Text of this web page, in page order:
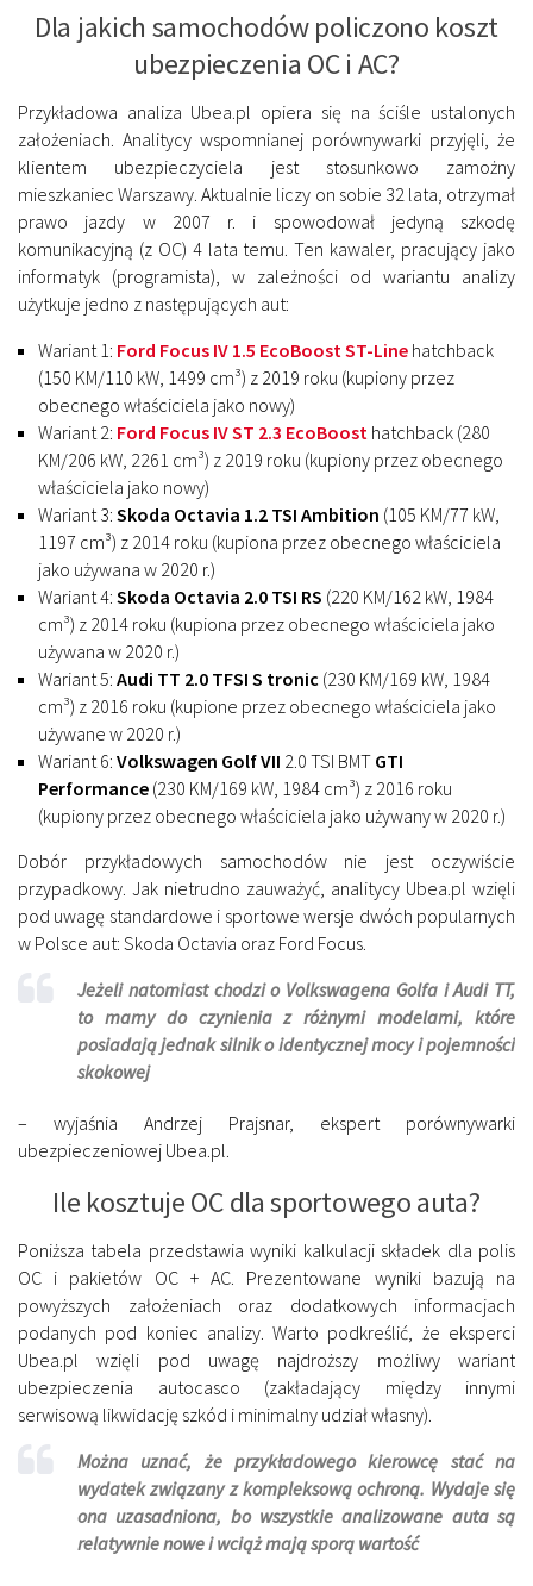
Dla jakich samochodów policzono koszt
ubezpieczenia OC i AC?
Przykładowa analiza Ubea.pl opiera się na ściśle ustalonych
założeniach. Analitycy wspomnianej porównywarki przyjęli, że
klientem ubezpieczyciela jest stosunkowo zamożny
mieszkaniec Warszawy. Aktualnie liczy on sobie 32 lata, otrzymał
prawo jazdy w 2007 r. i spowodował jedyną szkodę
komunikacyjną (z OC) 4 lata temu. Ten kawaler, pracujący jako
informatyk (programista), w zależności od wariantu analizy
użytkuje jedno z następujących aut:
Wariant 1: Ford Focus IV 1.5 EcoBoost ST-Line hatchback
(150 KM/110 kW, 1499 cm³) z 2019 roku (kupiony przez
obecnego właściciela jako nowy)
Wariant 2: Ford Focus IV ST 2.3 EcoBoost hatchback (280
KM/206 kW, 2261 cm³) z 2019 roku (kupiony przez obecnego
właściciela jako nowy)
Wariant 3: Skoda Octavia 1.2 TSI Ambition (105 KM/77 kW,
1197 cm³) z 2014 roku (kupiona przez obecnego właściciela
jako używana w 2020 r.)
Wariant 4: Skoda Octavia 2.0 TSI RS (220 KM/162 kW, 1984
cm³) z 2014 roku (kupiona przez obecnego właściciela jako
używana w 2020 r.)
Wariant 5: Audi TT 2.0 TFSI S tronic (230 KM/169 kW, 1984
cm³) z 2016 roku (kupione przez obecnego właściciela jako
używane w 2020 r.)
Wariant 6: Volkswagen Golf VII 2.0 TSI BMT GTI
Performance (230 KM/169 kW, 1984 cm³) z 2016 roku
(kupiony przez obecnego właściciela jako używany w 2020 r.)
Dobór przykładowych samochodów nie jest oczywiście
przypadkowy. Jak nietrudno zauważyć, analitycy Ubea.pl wzięli
pod uwagę standardowe i sportowe wersje dwóch popularnych
w Polsce aut: Skoda Octavia oraz Ford Focus.
Jeżeli natomiast chodzi o Volkswagena Golfa i Audi TT,
to mamy do czynienia z różnymi modelami, które
posiadają jednak silnik o identycznej mocy i pojemności
skokowej
– wyjaśnia Andrzej Prajsnar, ekspert porównywarki
ubezpieczeniowej Ubea.pl.
Ile kosztuje OC dla sportowego auta?
Poniższa tabela przedstawia wyniki kalkulacji składek dla polis
OC i pakietów OC + AC. Prezentowane wyniki bazują na
powyższych założeniach oraz dodatkowych informacjach
podanych pod koniec analizy. Warto podkreślić, że eksperci
Ubea.pl wzięli pod uwagę najdroższy możliwy wariant
ubezpieczenia autocasco (zakładający między innymi
serwisową likwidację szkód i minimalny udział własny).
Można uznać, że przykładowego kierowcę stać na
wydatek związany z kompleksową ochroną. Wydaje się
ona uzasadniona, bo wszystkie analizowane auta są
relatywnie nowe i wciąż mają sporą wartość